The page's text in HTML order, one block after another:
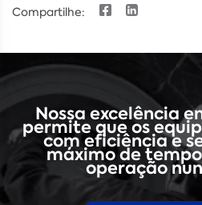
Compartilhe:
Nossa excelência
permite que os
com eficiência e
máximo de
operação